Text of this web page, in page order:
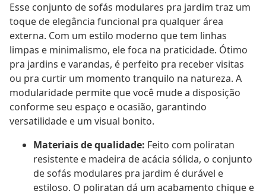
Esse conjunto de sofás modulares pra jardim traz um
toque de elegância funcional pra qualquer área
externa. Com um estilo moderno que tem linhas
limpas e minimalismo, ele foca na praticidade. Ótimo
pra jardins e varandas, é perfeito pra receber visitas
ou pra curtir um momento tranquilo na natureza. A
modularidade permite que você mude a disposição
conforme seu espaço e ocasião, garantindo
versatilidade e um visual bonito.
Materiais de qualidade: Feito com poliratan
resistente e madeira de acácia sólida, o conjunto
de sofás modulares pra jardim é durável e
estiloso. O poliratan dá um acabamento chique e